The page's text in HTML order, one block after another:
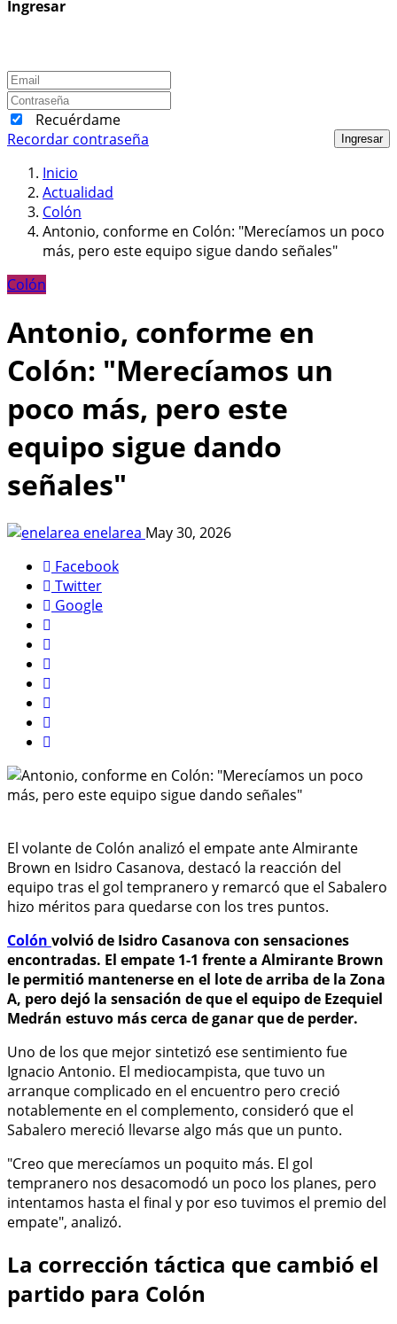
Ingresar
Recuérdame
Ingresar
Recordar contraseña
Inicio
Actualidad
Colón
Antonio, conforme en Colón: "Merecíamos un poco
más, pero este equipo sigue dando señales"
Colón
Antonio, conforme en
Colón: "Merecíamos un
poco más, pero este
equipo sigue dando
señales"
enelarea May 30, 2026
Facebook
Twitter
Google
El volante de Colón analizó el empate ante Almirante
Brown en Isidro Casanova, destacó la reacción del
equipo tras el gol tempranero y remarcó que el Sabalero
hizo méritos para quedarse con los tres puntos.
Colón volvió de Isidro Casanova con sensaciones
encontradas. El empate 1-1 frente a Almirante Brown
le permitió mantenerse en el lote de arriba de la Zona
A, pero dejó la sensación de que el equipo de Ezequiel
Medrán estuvo más cerca de ganar que de perder.
Uno de los que mejor sintetizó ese sentimiento fue
Ignacio Antonio. El mediocampista, que tuvo un
arranque complicado en el encuentro pero creció
notablemente en el complemento, consideró que el
Sabalero mereció llevarse algo más que un punto.
"Creo que merecíamos un poquito más. El gol
tempranero nos desacomodó un poco los planes, pero
intentamos hasta el final y por eso tuvimos el premio del
empate", analizó.
La corrección táctica que cambió el
partido para Colón